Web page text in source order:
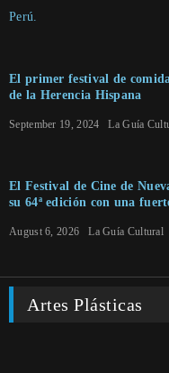
El primer festival de
de la Herencia Hispana
September 19, 2024 La Guía
El Festival de Cine de
su 64ª edición con una
August 6, 2026 La Guía Cultural
Artes Plásticas